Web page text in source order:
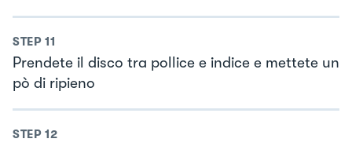
STEP 11
Prendete il disco tra pollice e indice e mettete un
pò di ripieno
STEP 12